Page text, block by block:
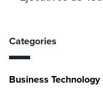
Categories
Business Technology